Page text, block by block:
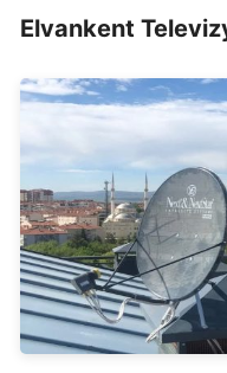
Elvankent